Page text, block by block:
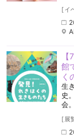
[ イ
館
く
生
史
会。
[ 展